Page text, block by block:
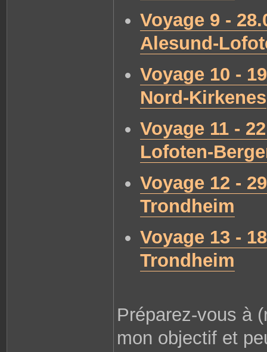
Voyage 9 -
Alesund-
Voyage 10 -
Nord-Kirkenes
Voyage 11 -
Lofoten-
Voyage 12 -
Trondheim
Voyage 13 -
Trondheim
Préparez-vous à
mon objectif et